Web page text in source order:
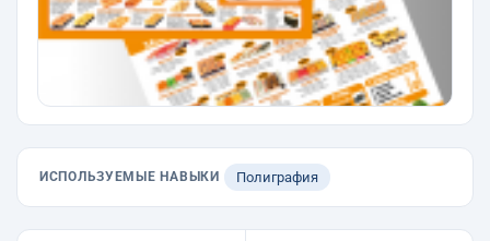
ИСПОЛЬЗУЕМЫЕ НАВЫКИ Полиграфия